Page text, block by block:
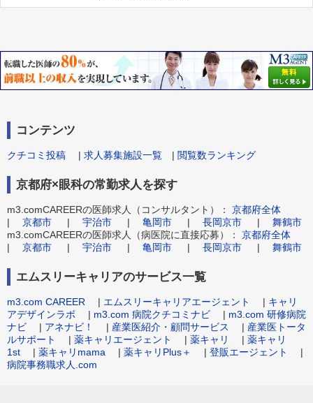
コンテンツ
クチコミ投稿 | 求人募集施設一覧 | 閲覧数ランキング
京都府×眼科の常勤求人を探す
m3.comCAREERの医師求人（コンサルタント）： 京都府全体
| 京都市 | 宇治市 | 亀岡市 | 長岡京市 | 舞鶴市
m3.comCAREERの医師求人（病医院に直接応募）： 京都府全体
| 京都市 | 宇治市 | 亀岡市 | 長岡京市 | 舞鶴市
エムスリーキャリアのサービス一覧
m3.com CAREER | エムスリーキャリアエージェント | キャリ
アデザインラボ | m3.com 病院クチコミナビ | m3.com 研修病院
ナビ | アネナビ！ | 産業医紹介・顧問サービス | 産業医トータ
ルサポート
| 薬キャリエージェント | 薬キャリ | 薬キャリ
1st | 薬キャリmama | 薬キャリPlus＋ | 登販エージェント
|
病院事務職求人.com